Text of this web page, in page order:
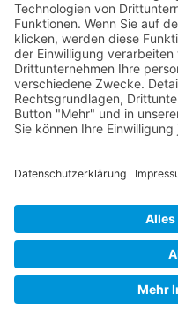
Startseite
Widerrufsbelehrung
Mediadaten 2026
Allgemeine
Impressum
Kontakt
Widerrufsbelehrung
Mediadaten 2026
Allgemeine
Impressum